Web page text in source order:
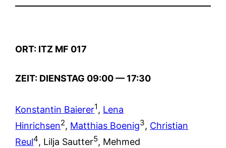
ORT: ITZ MF 017
ZEIT: DIENSTAG 09:00 — 17:30
Konstantin Baierer1, Lena
Hinrichsen2, Matthias Boenig3, Christian
Reul4, Lilja Sautter5, Mehmed